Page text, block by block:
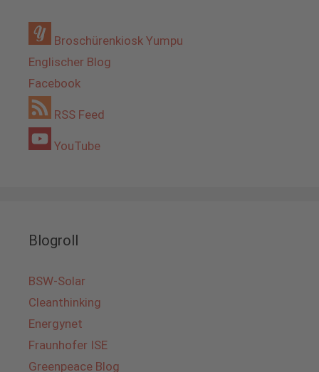
Broschürenkiosk Yumpu
Englischer Blog
Facebook
RSS Feed
YouTube
Blogroll
BSW-Solar
Cleanthinking
Energynet
Fraunhofer ISE
Greenpeace Blog